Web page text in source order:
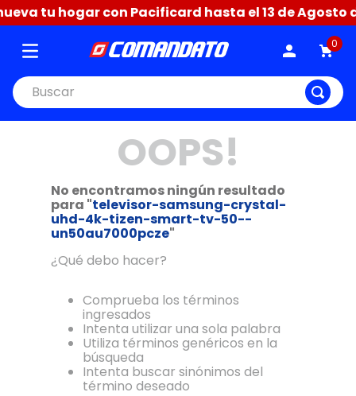
tu hogar con Pacificard hasta el 13 de Agosto
0
Buscar
OOPS!
No encontramos ningún resultado
para "televisor-samsung-crystal-
uhd-4k-tizen-smart-tv-50--
un50au7000pcze"
¿Qué debo hacer?
Comprueba los términos
ingresados
Intenta utilizar una sola palabra
Utiliza términos genéricos en la
búsqueda
Intenta buscar sinónimos del
término deseado